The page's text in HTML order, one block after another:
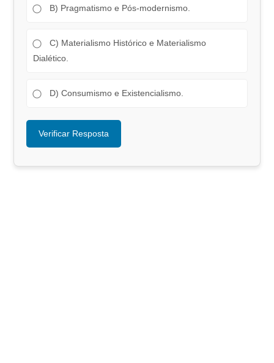
B) Pragmatismo e Pós-modernismo.
C) Materialismo Histórico e Materialismo
Dialético.
D) Consumismo e Existencialismo.
Verificar Resposta